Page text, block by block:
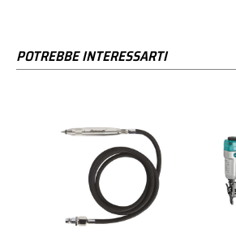
POTREBBE INTERESSARTI